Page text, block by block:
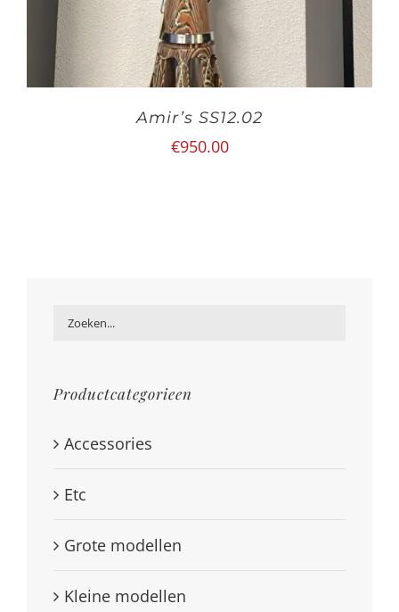
Amir’s SS12.02
€950.00
Productcategorieen
Accessories
Etc
Grote modellen
Kleine modellen